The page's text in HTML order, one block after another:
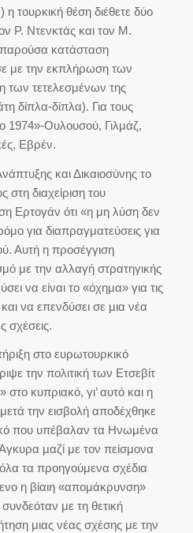
τουρκική θέση διέθετε δύο
Ρ. Ντενκτάς και τον Μ.
παρούσα κατάσταση
με την εκπλήρωση των
των τετελεσμένων της
δίπλα-δίπλα). Για τους
1974»-Ουλουσού, Γιλμάζ,
Εβρέν.
και Δικαιοσύνης το
διαχείριση του
Ερτογάν ότι «η μη λύση δεν
για διαπραγματεύσεις για
Αυτή η προσέγγιση
με την αλλαγή στρατηγικής
να είναι το «όχημα» για τις
να επενδύσει σε μια νέα
σχέσεις.
στο ευρωτουρκικό
την πολιτική των Ετσεβίτ
κυπριακό, γι’ αυτό και η
την εισβολή αποδέχθηκε
που υπέβαλαν τα Ηνωμένα
μαζί με τον πείσμονα
τα προηγούμενα σχέδια
η βίαιη «απομάκρυνση»
με τη θετική
μιας νέας σχέσης με την